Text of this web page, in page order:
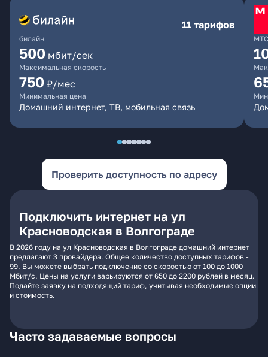
билайн
11 тарифов
500 мбит/сек
Максимальная скорость
750 ₽/мес
Минимальная цена
Домашний интернет, ТВ, мобильная связь
МТС
Проверить доступность по адресу
Подключить интернет на ул
Красноводская в Волгограде
В 2026 году на ул Красноводская в Волгограде домашний интернет
предлагают 3 провайдера. Общее количество доступных тарифов -
99. Вы можете выбрать подключение со скоростью от 100 до 1000
Мбит/с. Цены на услуги варьируются от 650 до 2200 рублей в месяц.
Подайте заявку на подходящий тариф, учитывая необходимые опции
и стоимость.
Часто задаваемые вопросы